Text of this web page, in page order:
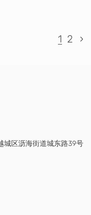
1 2 ›
城区沥海街道城东路39号